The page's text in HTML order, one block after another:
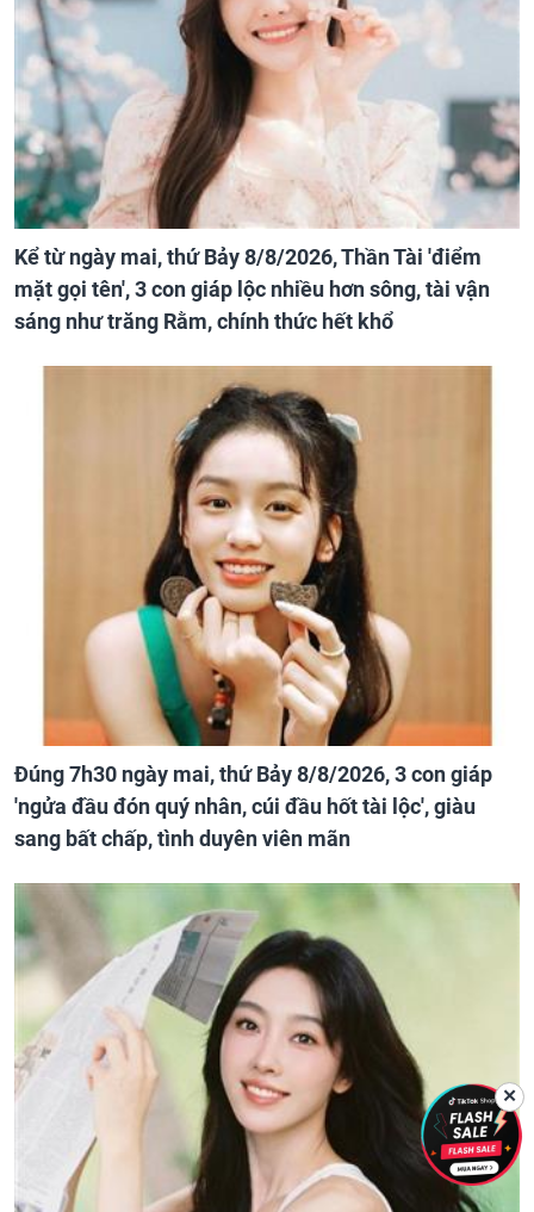
Kể từ ngày mai, thứ Bảy 8/8/2026, Thần Tài 'điểm
mặt gọi tên', 3 con giáp lộc nhiều hơn sông, tài vận
sáng như trăng Rằm, chính thức hết khổ
Đúng 7h30 ngày mai, thứ Bảy 8/8/2026, 3 con giáp
'ngửa đầu đón quý nhân, cúi đầu hốt tài lộc', giàu
sang bất chấp, tình duyên viên mãn
✕